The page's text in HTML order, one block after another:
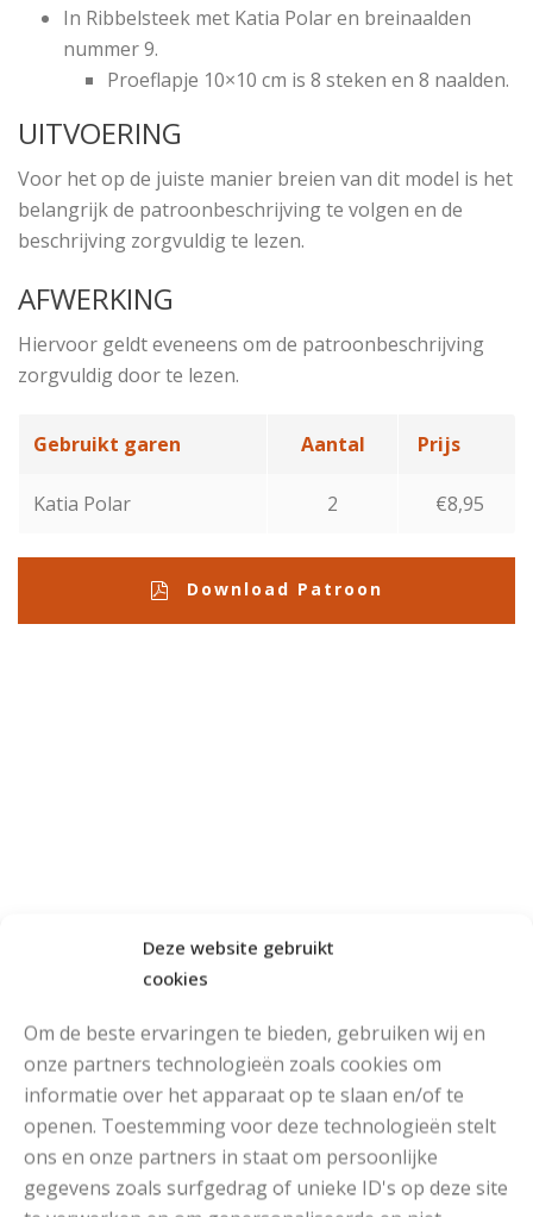
Deze website gebruikt
cookies
Om de beste ervaringen te bieden, gebruiken wij en
onze partners technologieën zoals cookies om
informatie over het apparaat op te slaan en/of te
openen. Toestemming voor deze technologieën stelt
ons en onze partners in staat om persoonlijke
gegevens zoals surfgedrag of unieke ID's op deze site
In Ribbelsteek met Katia Polar en breinaalden
nummer 9.
Proeflapje 10×10 cm is 8 steken en 8 naalden.
UITVOERING
Voor het op de juiste manier breien van dit model is het
belangrijk de patroonbeschrijving te volgen en de
beschrijving zorgvuldig te lezen.
AFWERKING
Hiervoor geldt eveneens om de patroonbeschrijving
zorgvuldig door te lezen.
Gebruikt garen Aantal Prijs
Katia Polar 2 €8,95
Download Patroon